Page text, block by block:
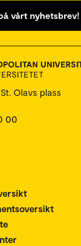
vårt nyhetsbrev!
Olavs plass
00